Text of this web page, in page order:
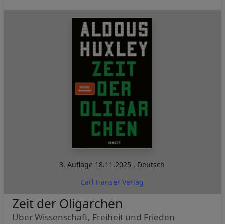
3. Auflage 18.11.2025 , Deutsch
Carl Hanser Verlag
Zeit der Oligarchen
Über Wissenschaft, Freiheit und Frieden